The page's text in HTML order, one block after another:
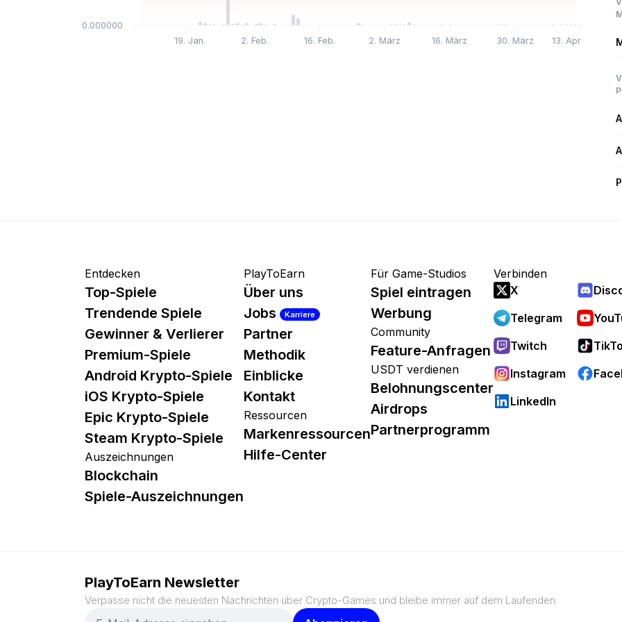
19. Jan. 2. Feb. 16. Feb. 2. März 16. März 30. März 13. Apr.
$0.000000
Entdecken
Top-Spiele
Trendende Spiele
Gewinner & Verlierer
Premium-Spiele
Android Krypto-Spiele
iOS Krypto-Spiele
Epic Krypto-Spiele
Steam Krypto-Spiele
Auszeichnungen
Blockchain
Spiele-Auszeichnungen
PlayToEarn
Über uns
Jobs
Karriere
Partner
Methodik
Einblicke
Kontakt
Ressourcen
Markenressourcen
Hilfe-Center
Für Game-Studios
Spiel eintragen
Werbung
Community
Feature-Anfragen
USDT verdienen
Belohnungscenter
Airdrops
Partnerprogramm
Verbinden
X
Telegram
Twitch
Instagram
LinkedIn
PlayToEarn Newsletter
Verpasse nicht die neuesten Nachrichten über Crypto-Games und bleibe immer auf dem Laufenden.